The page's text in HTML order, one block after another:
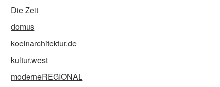
Die Zeit
domus
koelnarchitektur.de
kultur.west
moderneREGIONAL